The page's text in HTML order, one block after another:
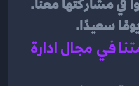
سعيدًا.